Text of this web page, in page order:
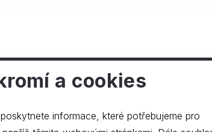
a cookies
informace, které potřebujeme pro